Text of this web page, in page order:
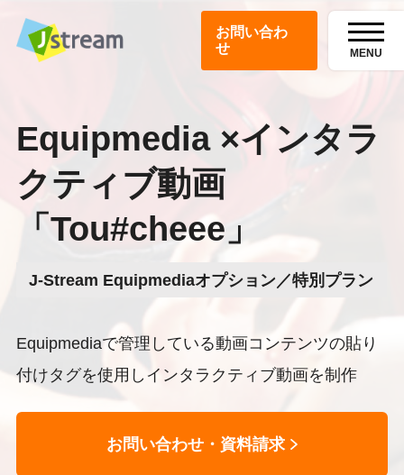
お問い合わ
せ
MENU
Equipmedia ×インタラ
クティブ動画
「Tou#cheee」
J-Stream Equipmediaオプション／特別プラン
Equipmediaで管理している動画コンテンツの貼り
付けタグを使用しインタラクティブ動画を制作
お問い合わせ・資料請求